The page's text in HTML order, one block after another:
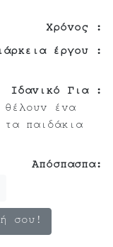
Χρόνος :
έργου :
Ιδανικό Για :
θέλουν ένα
παιδάκια
Απόσπασπα:
σου!